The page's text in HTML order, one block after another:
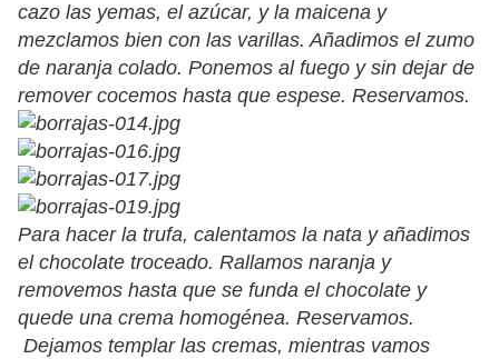
cazo las yemas, el azúcar, y la maicena y
mezclamos bien con las varillas. Añadimos el zumo
de naranja colado. Ponemos al fuego y sin dejar de
remover cocemos hasta que espese. Reservamos.
Para hacer la trufa, calentamos la nata y añadimos
el chocolate troceado. Rallamos naranja y
removemos hasta que se funda el chocolate y
quede una crema homogénea. Reservamos.
Dejamos templar las cremas, mientras vamos